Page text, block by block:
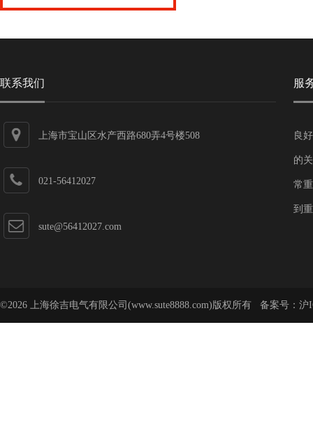
联系我们
上海市宝山区水产西路680弄4号楼508
021-56412027
sute@56412027.com
服
良
的
常
到
©2026 上海徐吉电气有限公司(www.sute8888.com)版权所有 备案号： 沪